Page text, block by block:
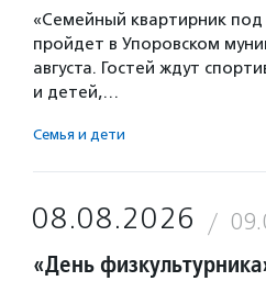
«Семейный квартирник
пройдет в Упоровском
августа. Гостей ждут
и детей,…
Семья и дети
08.08.2026
«День